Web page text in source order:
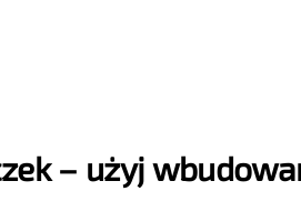
– użyj